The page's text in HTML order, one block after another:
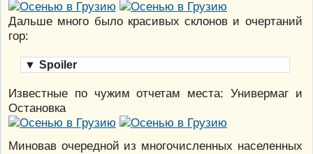
Дальше много было красивых склонов и очертаний
гор:
▼ Spoiler
Известные по чужим отчетам места: Универмаг и
Остановка
Миновав очередной из многочисленных населенных